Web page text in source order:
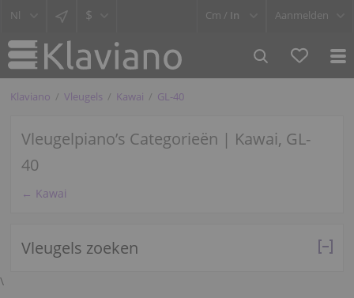
$ Cm / In Aanmelden
Klaviano Vleugels Kawai GL-40
Vleugelpiano’s Categorieën | Kawai, GL-
40
← Kawai
Vleugels zoeken
\